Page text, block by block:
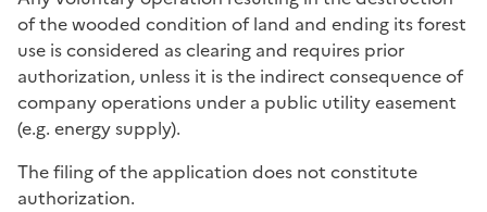
of the wooded condition of land and ending its forest
use is considered as clearing and requires prior
authorization, unless it is the indirect consequence of
company operations under a public utility easement
(e.g. energy supply).
The filing of the application does not constitute
authorization.